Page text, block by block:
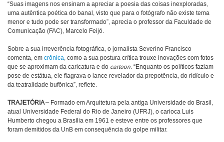
“Suas imagens nos ensinam a apreciar a poesia das coisas inexploradas,
uma autêntica poética do banal, visto que para o fotógrafo não existe tema
menor e tudo pode ser transformado”, aprecia o professor da Faculdade de
Comunicação (FAC), Marcelo Feijó.
Sobre a sua irreverência fotográfica, o jornalista Severino Francisco
comenta, em crônica, como a sua postura crítica trouxe inovações com fotos
que se aproximam da caricatura e do cartoon. “Enquanto os políticos faziam
pose de estátua, ele flagrava o lance revelador da prepotência, do ridículo e
da teatralidade bufônica”, reflete.
TRAJETÓRIA –Formado em Arquitetura pela antiga Universidade do Brasil,
atual Universidade Federal do Rio de Janeiro (UFRJ), o carioca Luis
Humberto chegou a Brasília em 1961 e esteve entre os professores que
foram demitidos da UnB em consequência do golpe militar.